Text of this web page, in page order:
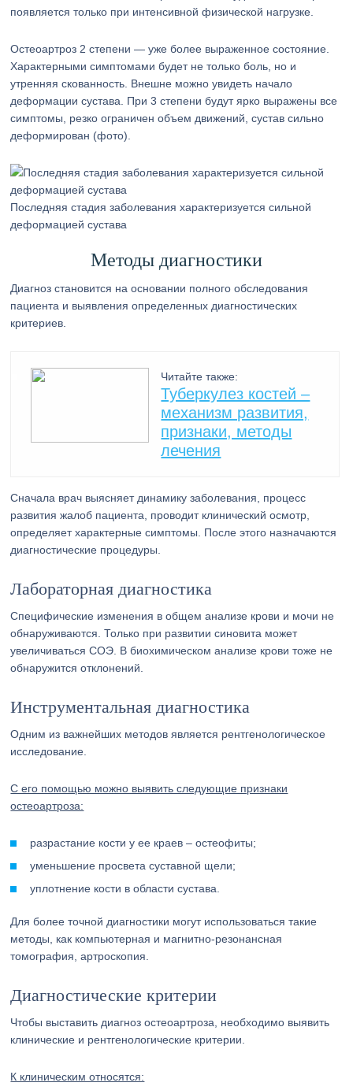
появляется только при интенсивной физической нагрузке.
Остеоартроз 2 степени — уже более выраженное состояние.
Характерными симптомами будет не только боль, но и
утренняя скованность. Внешне можно увидеть начало
деформации сустава. При 3 степени будут ярко выражены все
симптомы, резко ограничен объем движений, сустав сильно
деформирован (фото).
Последняя стадия заболевания характеризуется сильной
деформацией сустава
Методы диагностики
Диагноз становится на основании полного обследования
пациента и выявления определенных диагностических
критериев.
Читайте также:
Туберкулез костей –
механизм развития,
признаки, методы
лечения
Сначала врач выясняет динамику заболевания, процесс
развития жалоб пациента, проводит клинический осмотр,
определяет характерные симптомы. После этого назначаются
диагностические процедуры.
Лабораторная диагностика
Специфические изменения в общем анализе крови и мочи не
обнаруживаются. Только при развитии синовита может
увеличиваться СОЭ. В биохимическом анализе крови тоже не
обнаружится отклонений.
Инструментальная диагностика
Одним из важнейших методов является рентгенологическое
исследование.
С его помощью можно выявить следующие признаки
остеоартроза:
разрастание кости у ее краев – остеофиты;
уменьшение просвета суставной щели;
уплотнение кости в области сустава.
Для более точной диагностики могут использоваться такие
методы, как компьютерная и магнитно-резонансная
томография, артроскопия.
Диагностические критерии
Чтобы выставить диагноз остеоартроза, необходимо выявить
клинические и рентгенологические критерии.
К клиническим относятся: